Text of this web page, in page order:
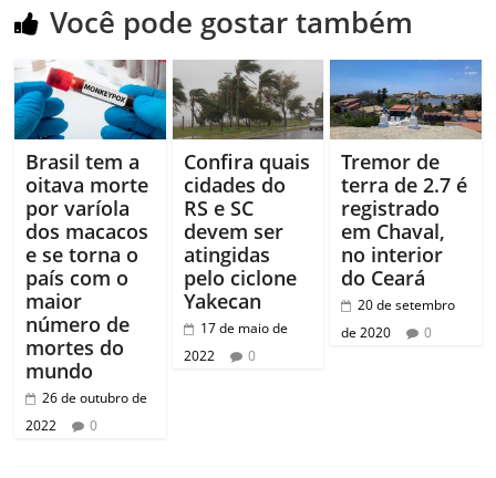
Você pode gostar também
Brasil tem a
oitava morte
por varíola
dos macacos
e se torna o
país com o
maior
número de
mortes do
mundo
26 de outubro de
2022
0
Confira quais
cidades do
RS e SC
devem ser
atingidas
pelo ciclone
Yakecan
17 de maio de
2022
0
Tremor de
terra de 2.7 é
registrado
em Chaval,
no interior
do Ceará
20 de setembro
de 2020
0